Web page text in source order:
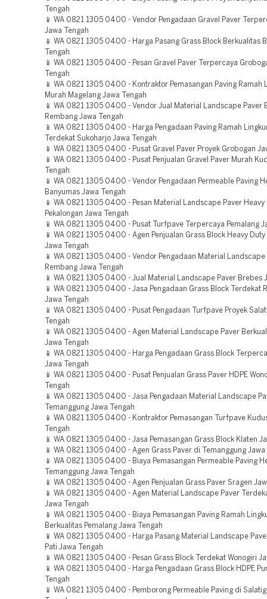
Tengah
📱 WA 0821 1305 0400 - Vendor Pengadaan Gravel Paver
Jawa Tengah
📱 WA 0821 1305 0400 - Harga Pasang Grass Block Berkualitas
Tengah
📱 WA 0821 1305 0400 - Pesan Gravel Paver Terpercaya
Tengah
📱 WA 0821 1305 0400 - Kontraktor Pemasangan Paving Ramah
Murah Magelang Jawa Tengah
📱 WA 0821 1305 0400 - Vendor Jual Material Landscape Paver
Rembang Jawa Tengah
📱 WA 0821 1305 0400 - Harga Pengadaan Paving Ramah
Terdekat Sukoharjo Jawa Tengah
📱 WA 0821 1305 0400 - Pusat Gravel Paver Proyek Grobogan
📱 WA 0821 1305 0400 - Pusat Penjualan Gravel Paver Murah
Tengah
📱 WA 0821 1305 0400 - Vendor Pengadaan Permeable Paving
Banyumas Jawa Tengah
📱 WA 0821 1305 0400 - Pesan Material Landscape Paver Heavy
Pekalongan Jawa Tengah
📱 WA 0821 1305 0400 - Pusat Turfpave Terpercaya Pemalang
📱 WA 0821 1305 0400 - Agen Penjualan Grass Block Heavy Duty
Jawa Tengah
📱 WA 0821 1305 0400 - Vendor Pengadaan Material Landscape
Rembang Jawa Tengah
📱 WA 0821 1305 0400 - Jual Material Landscape Paver Brebes
📱 WA 0821 1305 0400 - Jasa Pengadaan Grass Block Terdekat
Jawa Tengah
📱 WA 0821 1305 0400 - Pusat Pengadaan Turfpave Proyek
Tengah
📱 WA 0821 1305 0400 - Agen Material Landscape Paver
Jawa Tengah
📱 WA 0821 1305 0400 - Harga Pengadaan Grass Block
Jawa Tengah
📱 WA 0821 1305 0400 - Pusat Penjualan Grass Paver HDPE
Tengah
📱 WA 0821 1305 0400 - Jasa Pengadaan Material Landscape
Temanggung Jawa Tengah
📱 WA 0821 1305 0400 - Kontraktor Pemasangan Turfpave
Tengah
📱 WA 0821 1305 0400 - Jasa Pemasangan Grass Block Klaten
📱 WA 0821 1305 0400 - Agen Grass Paver di Temanggung Jawa
📱 WA 0821 1305 0400 - Biaya Pemasangan Permeable Paving
Temanggung Jawa Tengah
📱 WA 0821 1305 0400 - Agen Penjualan Grass Paver Sragen
📱 WA 0821 1305 0400 - Agen Material Landscape Paver
Jawa Tengah
📱 WA 0821 1305 0400 - Biaya Pemasangan Paving Ramah
Berkualitas Pemalang Jawa Tengah
📱 WA 0821 1305 0400 - Harga Pasang Material Landscape
Pati Jawa Tengah
📱 WA 0821 1305 0400 - Pesan Grass Block Terdekat Wonogiri
📱 WA 0821 1305 0400 - Harga Pengadaan Grass Block HDPE
Tengah
📱 WA 0821 1305 0400 - Pemborong Permeable Paving di